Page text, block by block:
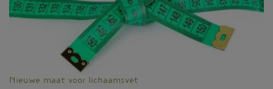
Nieuwe maat voor lichaamsvet